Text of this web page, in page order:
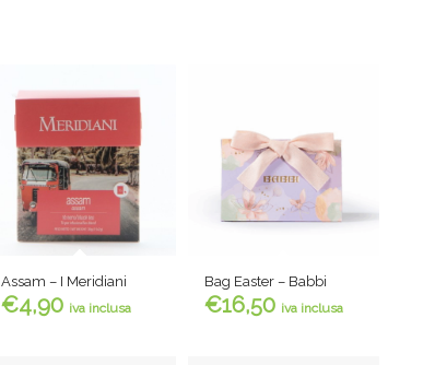
Assam – I Meridiani
€4,90 iva inclusa
Bag Easter – Babbi
€16,50 iva inclusa